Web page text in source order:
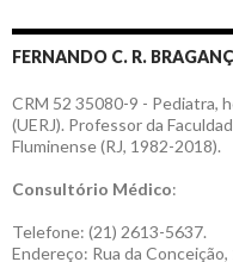
FERNANDO C. R.
CRM 52 35080-9 - Pediatra,
(UERJ). Professor da
Fluminense (RJ, 1982-2018).
Consultório Médico:
Telefone: (21) 2613-5637.
Endereço: Rua da